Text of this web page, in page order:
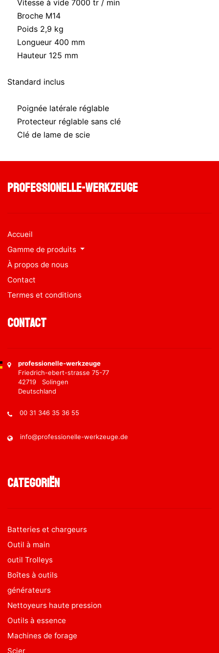
Vitesse à vide 7000 tr / min
Broche M14
Poids 2,9 kg
Longueur 400 mm
Hauteur 125 mm
Standard inclus
Poignée latérale réglable
Protecteur réglable sans clé
Clé de lame de scie
professionelle-werkzeuge
Accueil
Gamme de produits
À propos de nous
Contact
Termes et conditions
Contact
professionelle-werkzeuge
Friedrich-ebert-strasse 75-77
42719 Solingen
Deutschland
00 31 346 35 36 55
info@professionelle-werkzeuge.de
Categoriën
Batteries et chargeurs
Outil à main
outil Trolleys
Boîtes à outils
générateurs
Nettoyeurs haute pression
Outils à essence
Machines de forage
Scier